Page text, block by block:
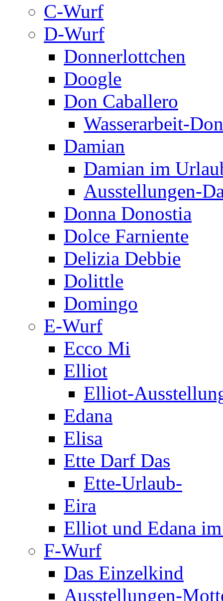
C-Wurf
D-Wurf
Donnerlottchen
Doogle
Don Caballero
Wasserarbeit-
Damian
Damian im
Ausstellungen-
Donna Donostia
Dolce Farniente
Delizia Debbie
Dolittle
Domingo
E-Wurf
Ecco Mi
Elliot
Elliot-
Edana
Elisa
Ette Darf Das
Ette-Urlaub-
Eira
Elliot und Edana
F-Wurf
Das Einzelkind
Ausstellungen-